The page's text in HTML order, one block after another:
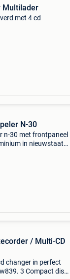
Multilader
met 4 cd
N-30
n-30 met frontpaneel
in nieuwstaat
/ Multi-CD
changer in perfect
3 Compact disc